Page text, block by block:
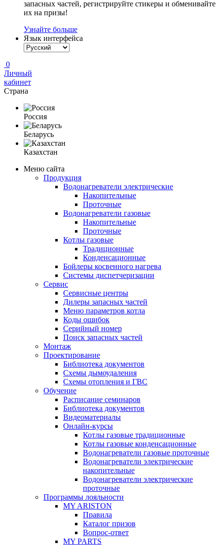
запасных частей, регистрируйте стикеры и обменивайте
их на призы!
Узнайте больше
Язык интерфейса
0
Личный
кабинет
Страна
Россия
Беларусь
Казахстан
Меню сайта
Продукция
Водонагреватели электрические
Накопительные
Проточные
Водонагреватели газовые
Накопительные
Проточные
Котлы газовые
Традиционные
Конденсационные
Бойлеры косвенного нагрева
Системы диспетчеризации
Сервис
Сервисные центры
Дилеры запасных частей
Меню параметров котла
Коды ошибок
Серийный номер
Поиск запасных частей
Монтаж
Проектирование
Библиотека документов
Схемы дымоудаления
Схемы отопления и ГВС
Обучение
Расписание семинаров
Библиотека документов
Видеоматериалы
Онлайн-курсы
Котлы газовые традиционные
Котлы газовые конденсационные
Водонагреватели газовые проточные
Водонагреватели электрические
накопительные
Водонагреватели электрические
проточные
Программы лояльности
MY ARISTON
Правила
Каталог призов
Вопрос-ответ
MY PARTS